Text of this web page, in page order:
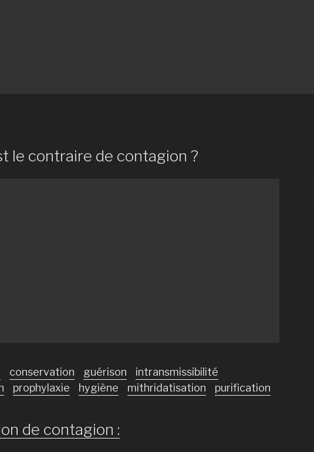
le contraire de contagion ?
conservation guérison
intransmissibilité
prophylaxie hygiène mithridatisation purification
de contagion :